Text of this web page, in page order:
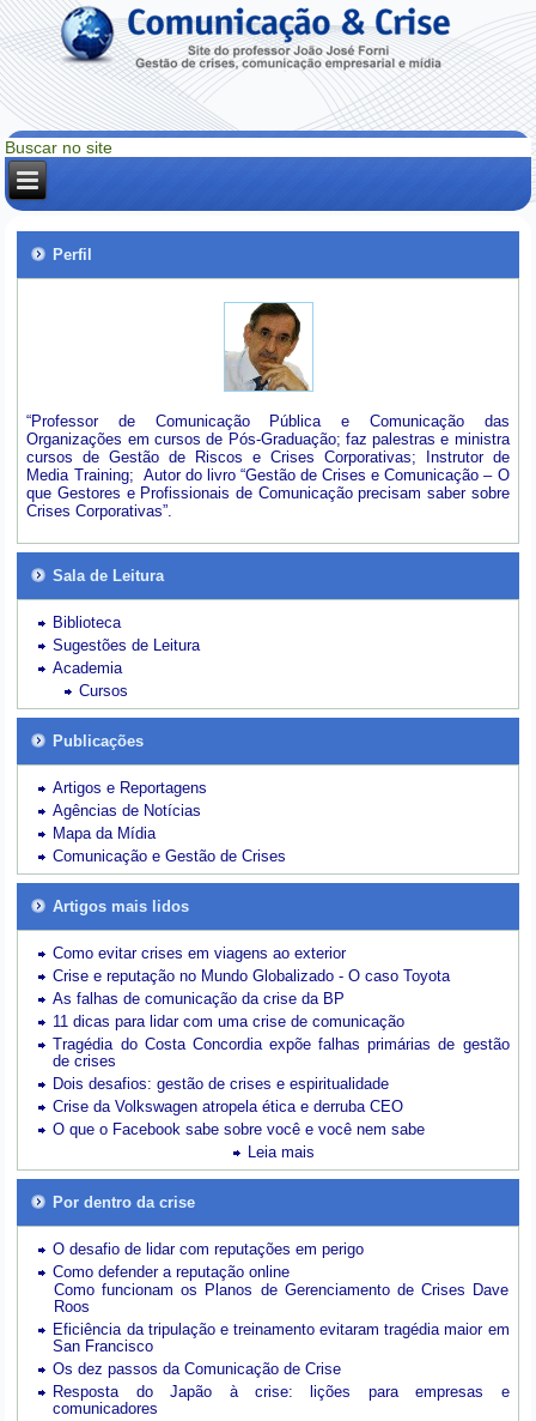
Perfil
“Professor de Comunicação Pública e Comunicação das
Organizações em cursos de Pós-Graduação; faz palestras e ministra
cursos de Gestão de Riscos e Crises Corporativas; Instrutor de
Media Training; Autor do livro “Gestão de Crises e Comunicação – O
que Gestores e Profissionais de Comunicação precisam saber sobre
Crises Corporativas”.
Sala de Leitura
Biblioteca
Sugestões de Leitura
Academia
Cursos
Publicações
Artigos e Reportagens
Agências de Notícias
Mapa da Mídia
Comunicação e Gestão de Crises
Artigos mais lidos
Como evitar crises em viagens ao exterior
Crise e reputação no Mundo Globalizado - O caso Toyota
As falhas de comunicação da crise da BP
11 dicas para lidar com uma crise de comunicação
Tragédia do Costa Concordia expõe falhas primárias de gestão
de crises
Dois desafios: gestão de crises e espiritualidade
Crise da Volkswagen atropela ética e derruba CEO
O que o Facebook sabe sobre você e você nem sabe
Leia mais
Por dentro da crise
O desafio de lidar com reputações em perigo
Como defender a reputação online
Como funcionam os Planos de Gerenciamento de Crises Dave
Roos
Eficiência da tripulação e treinamento evitaram tragédia maior em
San Francisco
Os dez passos da Comunicação de Crise
Resposta do Japão à crise: lições para empresas e
comunicadores